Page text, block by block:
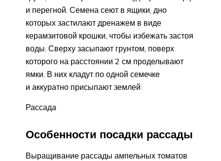
и перегной. Семена сеют в ящики, дно
которых застилают дренажем в виде
керамзитовой крошки, чтобы избежать застоя
воды. Сверху засыпают грунтом, поверх
которого на расстоянии 2 см проделывают
ямки. В них кладут по одной семечке
и аккуратно присыпают землей
Рассада
Особенности посадки рассады
Выращивание рассады ампельных томатов